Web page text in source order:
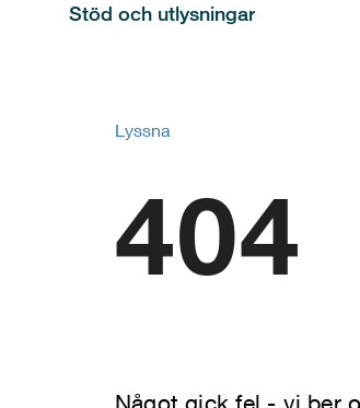
Stöd och utlysningar
Lyssna
404